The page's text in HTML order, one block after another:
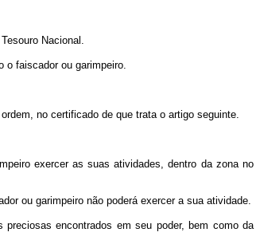
Nacional.
o faiscador ou garimpeiro.
no certificado de que trata o artigo seguinte.
exercer as suas atividades, dentro da zona no
ou garimpeiro não poderá exercer a sua atividade.
encontrados em seu poder, bem como da